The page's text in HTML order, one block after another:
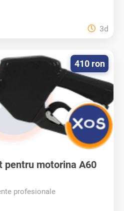
3d
pentru motorina A60
profesionale
410 ron